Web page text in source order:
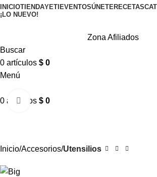
INICIOTIENDAYETI EVENTOSÚNETERECETAS
¡LO NUEVO!
Zona Afiliados
Buscar
0 artículos $ 0
Menú
0 artículos $ 0
Clic para ampliar
Inicio Accesorios Utensilios